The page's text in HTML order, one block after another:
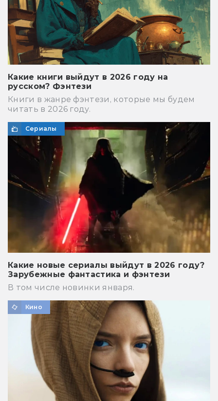
Какие книги выйдут в 2026 году на
русском? Фэнтези
Книги в жанре фэнтези, которые мы будем
читать в 2026 году.
Сериалы
Какие новые сериалы выйдут в 2026 году?
Зарубежные фантастика и фэнтези
В том числе новинки января.
Кино